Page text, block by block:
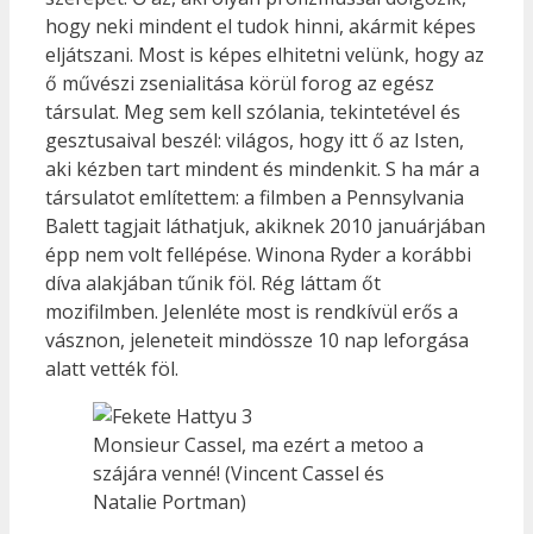
hogy neki mindent el tudok hinni, akármit képes
eljátszani. Most is képes elhitetni velünk, hogy az
ő művészi zsenialitása körül forog az egész
társulat. Meg sem kell szólania, tekintetével és
gesztusaival beszél: világos, hogy itt ő az Isten,
aki kézben tart mindent és mindenkit. S ha már a
társulatot említettem: a filmben a Pennsylvania
Balett tagjait láthatjuk, akiknek 2010 januárjában
épp nem volt fellépése. Winona Ryder a korábbi
díva alakjában tűnik föl. Rég láttam őt
mozifilmben. Jelenléte most is rendkívül erős a
vásznon, jeleneteit mindössze 10 nap leforgása
alatt vették föl.
Monsieur Cassel, ma ezért a metoo a
szájára venné! (Vincent Cassel és
Natalie Portman)